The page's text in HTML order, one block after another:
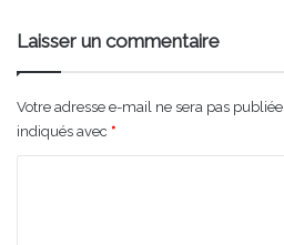
Laisser un commentaire
Votre adresse e-mail ne sera pas publiée.
indiqués avec *